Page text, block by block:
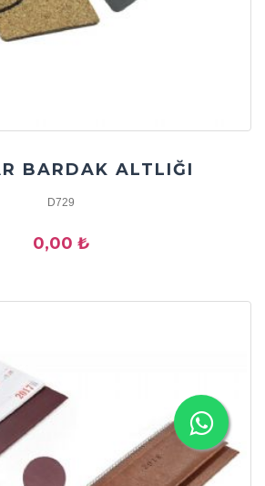
BARDAK ALTLIĞI
D729
0,00 ₺